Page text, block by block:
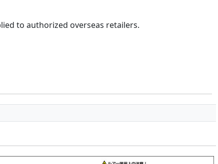
to authorized overseas retailers.